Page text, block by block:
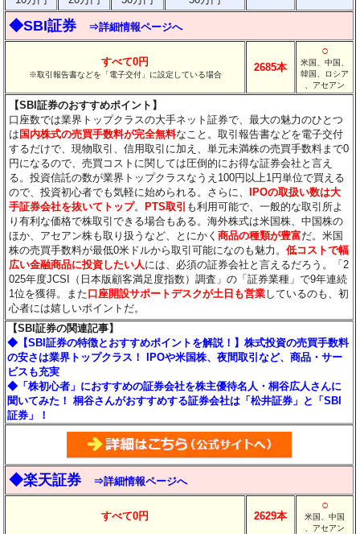
◆SBI証券 ⇒詳細情報ページへ
すべて0円
※取引報告書などを「電子交付」に設定している場合
2685本
○
米国、中国、
韓国、ロシア
、アセアン
【SBI証券のおすすめポイント】
口座数では業界トップクラスの大手ネット証券で、最大の魅力のひとつ
は 国内株式の売買手数料が完全無料なこと。取引報告書などを電子交付
するだけで、現物取引、信用取引に加え、単元未満株の売買手数料まで0
円になるので、売買コストに関しては圧倒的にお得な証券会社と言え
る。投資信託の数が業界トップクラスなうえ100円以上1円単位で買える
ので、投資初心者でも気軽に始められる。さらに、
IPOの取扱い数は大
手証券会社を抜いてトップ。 PTS取引 も利用可能で、一般的な取引所よ
り有利な価格で株取引できる場合もある。海外株式は米国株、中国株の
ほか、アセアン株も取り扱うなど、とにかく商品の種類が豊富だ。米国
株の売買手数料が最低0米ドルから取引可能になのも魅力。低コストで幅
広い金融商品に投資したい人には、必須の証券会社と言えるだろう。「2
025年度JCSI（日本版顧客満足度指数）調査」の「証券業種」で9年連続
1位を獲得。また口座開設サポートデスクが土日も営業しているのも、初
心者には嬉しいポイントだ。
【SBI証券の関連記事】
◆【SBI証券の特徴とおすすめポイントを解説！】株式投資の売買手数料
の安さは業界トップクラス！ IPOや米国株、夜間取引など、商品・サー
ビスも充実
◆「株初心者」におすすめの証券会社を株主優待名人・桐谷広人さんに
聞いてみた！ 桐谷さんがおすすめする証券会社は「松井証券」と「SBI
証券」！
◆楽天証券 ⇒詳細情報ページへ
すべて0円 2629本
○
米国、中国
、アセアン